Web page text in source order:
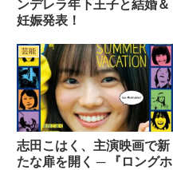
ンデレラ年下王子と結婚＆
妊娠発表！
芸能
志田こはく、主演映画で新
たな扉を開く ─ 『ロングホ